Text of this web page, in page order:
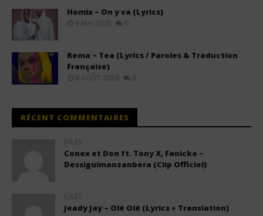
Homix – On y va (Lyrics)
9 MAI 2025 0
Rema – Tea (Lyrics / Paroles & Traduction
Française)
8 AOÛT 2026 0
RÉCENT COMMENTAIRES
JULES
Conex et Don ft. Tony X, Fanicko –
Dessiguimanzanbera (Clip Officiel)
JULES
Jeady Jay – Olé Olé (Lyrics + Translation)